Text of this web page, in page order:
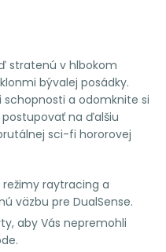
stratenú v hlbokom
bývalej posádky.
schopnosti a odomknite si
na ďalšiu
sci-fi hororovej
režimy raytracing a
väzbu pre DualSense.
aby Vás nepremohli